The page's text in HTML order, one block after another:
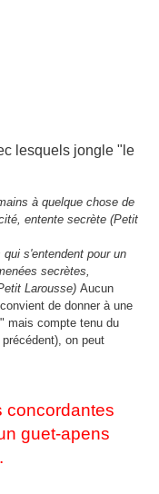
lesquels jongle "le
à quelque chose de
entente secrète (Petit
s'entendent pour un
secrètes,
Larousse) Aucun
de donner à une
mais compte tenu du
on peut
concordantes
guet-apens